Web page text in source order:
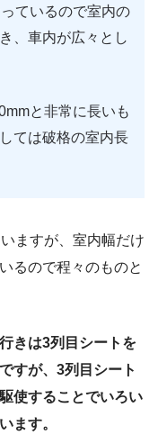
ているので室内の
、車内が広々とし
と非常に長いも
ては破格の室内長
ますが、室内幅だけ
るので程々のものと
きは3列目シートを
すが、3列目シート
使することでいろい
ます。